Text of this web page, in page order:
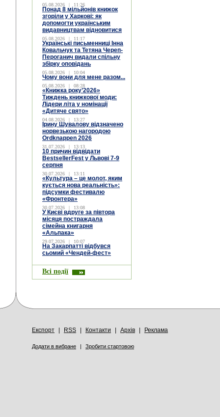
05.08.2026 | 11:26
Понад 8 мільйонів книжок
згоріли у Харкові: як
допомогти українським
видавництвам відновитися
05.08.2026 | 11:17
Українські письменниці Інна
Ковальчук та Тетяна Череп-
Пероганич видали спільну
збірку оповідань
05.08.2026 | 10:04
Чому вони для мене разом...
05.08.2026 | 08:28
«Книжка року’2026»
Тиждень книжкової моди:
Лідери літа у номінації
«Дитяче свято»
04.08.2026 | 13:27
Ірину Шувалову відзначено
норвезькою нагородою
Ordknappen 2026
31.07.2026 | 13:13
10 причин відвідати
BestsellerFest у Львові 7-9
серпня
30.07.2026 | 13:11
«Культура – це молот, яким
кується нова реальність»:
підсумки фестивалю
«Фронтера»
30.07.2026 | 13:08
У Києві вдруге за півтора
місяця постраждала
сімейна книгарня
«Альпака»
29.07.2026 | 10:07
На Закарпатті відбувся
сьомий «Чендей-фест»
Всі події
Експорт RSS Контакти Архів Реклама
Додати в вибране | Зробити стартовою